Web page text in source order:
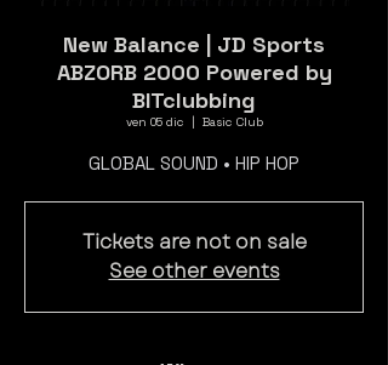
New Balance | JD Sports
ABZORB 2000 Powered by
BITclubbing
ven 05 dic
  |
Basic Club
GLOBAL SOUND • HIP HOP
Tickets are not on sale
See other events